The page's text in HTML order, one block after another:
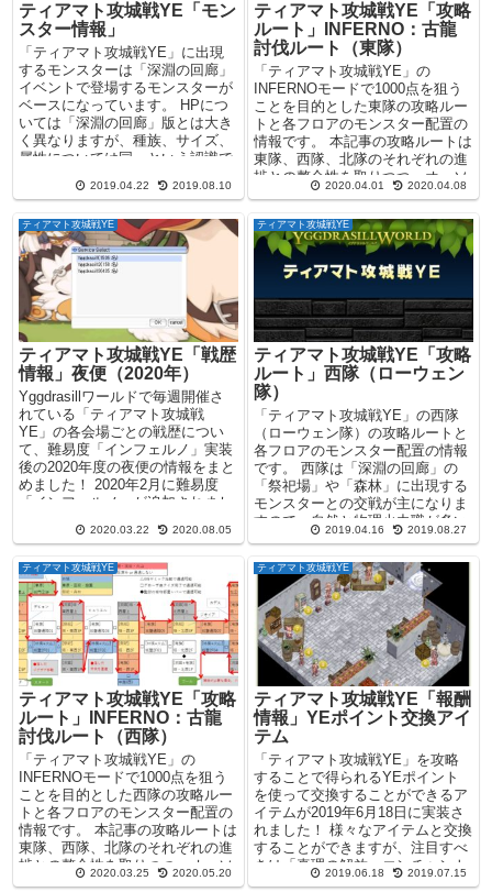
ティアマト攻城戦YE「モン
スター情報」
「ティアマト攻城戦YE」に出現
するモンスターは「深淵の回廊」
イベントで登場するモンスターが
ベースになっています。 HPにつ
いては「深淵の回廊」版とは大き
く異なりますが、種族、サイズ、
属性については同一という認識で
2019.04.22 2019.08.10
ティアマト攻城戦YE「攻略
ルート」INFERNO：古龍
討伐ルート（東隊）
「ティアマト攻城戦YE」の
INFERNOモードで1000点を狙う
ことを目的とした東隊の攻略ルー
トと各フロアのモンスター配置の
情報です。 本記事の攻略ルートは
東隊、西隊、北隊のそれぞれの進
捗との整合性を取りつつ、オーソ
ドックスな形でまと...
2020.04.01 2020.04.08
ティアマト攻城戦YE
ティアマト攻城戦YE「戦歴
情報」夜便（2020年）
Yggdrasillワールドで毎週開催さ
れている「ティアマト攻城戦
YE」の各会場ごとの戦歴につい
て、難易度「インフェルノ」実装
後の2020年度の夜便の情報をまと
めました！ 2020年2月に難易度
「インフェルノ」が追加されまし
2020.03.22 2020.08.05
ティアマト攻城戦YE
ティアマト攻城戦YE「攻略
ルート」西隊（ローウェン
隊）
「ティアマト攻城戦YE」の西隊
（ローウェン隊）の攻略ルートと
各フロアのモンスター配置の情報
です。 西隊は「深淵の回廊」の
「祭祀場」や「森林」に出現する
モンスターとの交戦が主になりま
すので、自然と物理火力職が多い
構成になると思います。た...
2019.04.16 2019.08.27
ティアマト攻城戦YE
ティアマト攻城戦YE「攻略
ルート」INFERNO：古龍
討伐ルート（西隊）
「ティアマト攻城戦YE」の
INFERNOモードで1000点を狙う
ことを目的とした西隊の攻略ルー
トと各フロアのモンスター配置の
情報です。 本記事の攻略ルートは
東隊、西隊、北隊のそれぞれの進
捗との整合性を取りつつ、オーソ
ドックスな形でまと...
2020.03.25 2020.05.20
ティアマト攻城戦YE
ティアマト攻城戦YE「報酬
情報」YEポイント交換アイ
テム
「ティアマト攻城戦YE」を攻略
することで得られるYEポイント
を使って交換することができるア
イテムが2019年6月18日に実装さ
れました！ 様々なアイテムと交換
することができますが、注目すべ
きは「真理の解放」エンチャント
が付けられる「水...
2019.06.18 2019.07.15